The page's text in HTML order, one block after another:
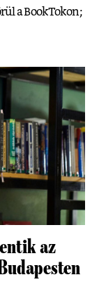
a BookTokon;
az